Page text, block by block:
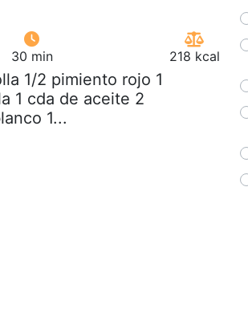
30 min 218 kcal
1/2 pimiento rojo 1
1 cda de aceite 2
1...